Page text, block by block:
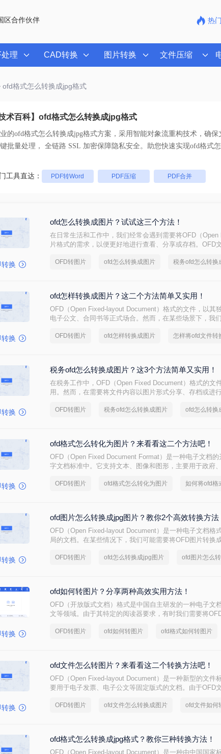
区合作伙伴 热
理 CAD转换 图片转换 文件压缩
格式怎么转换成jpg格式
技术百科】ofd格式怎么转换成jpg格式
的ofd格式怎么转换成jpg格式方案，采用智能对象流重构技术，确保
支持一键批量处理， 全链路 SSL 加密保障隐私安全。助您快速实现ofd格式
工具直达： PDF转Word PDF压缩 PDF合并
转换
ofd怎么转换成图片？试试这三个方法！
在日常生活和工作中，我们经常会遇到需要将OFD（
片格式的需求，以便更好地进行查看、分享或存档。OFD
么转换成图片呢？以下是几种将OFD转换成图片的实用方
OFD转图片 ofd怎么转换成图片 税务ofd怎么转换
转换
ofd怎样转换成图片？这二个方法简单又实用！
OFD（Open Fixed-layout Document）格式的文件，以其
电子公文、合同书等正式场合。然而，在某些场景下，我
换为图片的方法，帮助您轻松实现这一操作。
OFD转图片 ofd怎样转换成图片 怎样将ofd文件转
转换
税务ofd怎么转换成图片？这3个方法简单又实用！
在税务工作中，OFD（Open Fixed Document）格式的文
用。然而，在需要将文件内容以图片形式分享、存档或进
图片的方法，并对每种方法进行简要介绍，帮助您根据实
OFD转图片 税务ofd怎么转换成图片 ofd怎么转换
转换
ofd格式怎么转化为图片？来看看这二个方法吧！
OFD（Open Fixed Document Format）是一种电子文档
字文档标准中。它支持文本、图像和图形，主要用于政府
式方面。那么ofd格式怎么转化为图片呢？本文将介绍两种
OFD转图片 ofd格式怎么转化为图片 如何将ofd格
转换
ofd图片怎么转换成jpg图片？教你2个高效转换方法
OFD（Open Fixed-layout Document）是一种电子文档格
局的文档。在某些情况下，我们可能需要将OFD图片转换
JPG图片的方法。
OFD转图片 ofd怎么转换成jpg图片 ofd图片怎么
转换
ofd如何转图片？分享两种高效实用方法！
OFD（开放版式文档）格式是中国自主研发的一种电子文
文等领域。由于其特定的阅读器要求，有时我们需要将
换。
OFD转图片 ofd如何转图片 ofd格式如何转图片
转换
ofd文件怎么转图片？来看看这二个转换方法吧！
OFD（Open Fixed-layout Document）是一种新型的文件
要用于电子发票、电子公文等固定版式的文档。由于OFD
其他人。那么ofd文件怎么转图片呢？本文将介绍两种将
OFD转图片 ofd文件怎么转换成图片 ofd文件如何
ofd格式怎么转换成jpg格式？教你三种转换方法！
OFD（Open Fixed-layout Document）是一种由中国国家